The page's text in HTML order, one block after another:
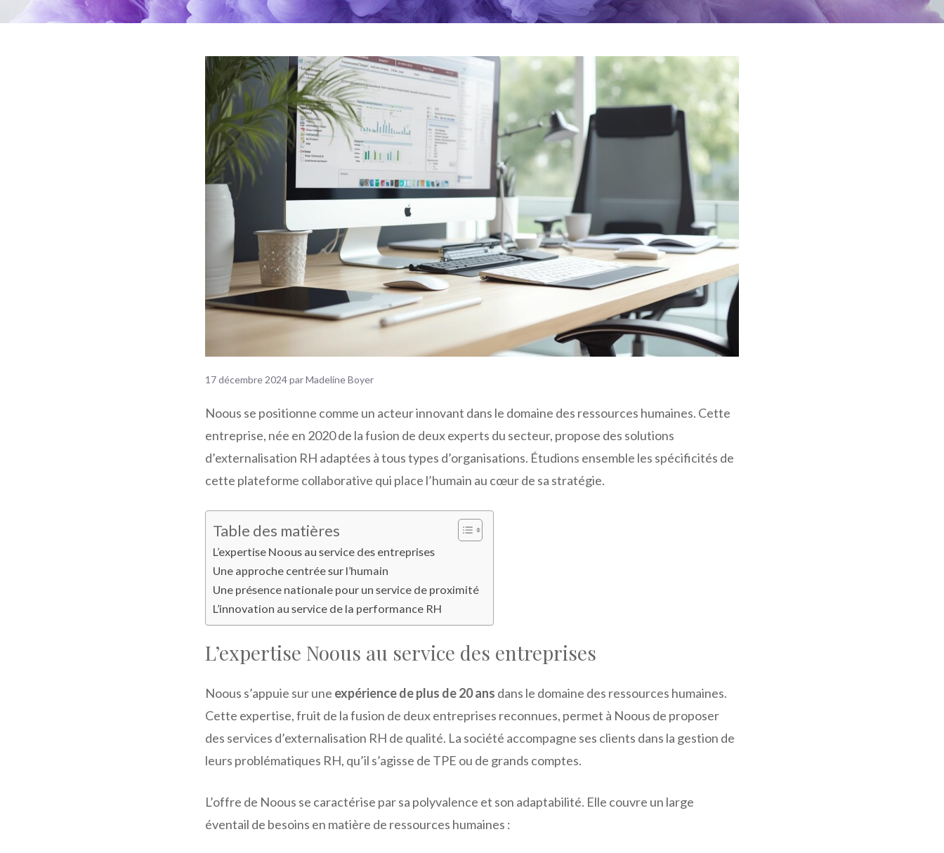
17 décembre 2024parMadeline Boyer
Noous se positionne comme un acteur innovant dans le domaine des ressources humaines. Cette
entreprise, née en 2020 de la fusion de deux experts du secteur, propose des solutions
d’externalisation RH adaptées à tous types d’organisations. Étudions ensemble les spécificités de
cette plateforme collaborative qui place l’humain au cœur de sa stratégie.
Table des matières
L’expertise Noous au service des entreprises
Une approche centrée sur l’humain
Une présence nationale pour un service de proximité
L’innovation au service de la performance RH
L’expertise Noous au service des entreprises
Noous s’appuie sur une expérience de plus de 20 ans dans le domaine des ressources humaines.
Cette expertise, fruit de la fusion de deux entreprises reconnues, permet à Noous de proposer
des services d’externalisation RH de qualité. La société accompagne ses clients dans la gestion de
leurs problématiques RH, qu’il s’agisse de TPE ou de grands comptes.
L’offre de Noous se caractérise par sa polyvalence et son adaptabilité. Elle couvre un large
éventail de besoins en matière de ressources humaines :